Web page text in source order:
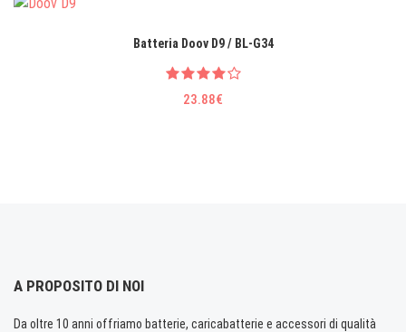
Batteria Doov D9 / BL-G34
23.88€
A PROPOSITO DI NOI
Da oltre 10 anni offriamo batterie, caricabatterie e accessori di qualità